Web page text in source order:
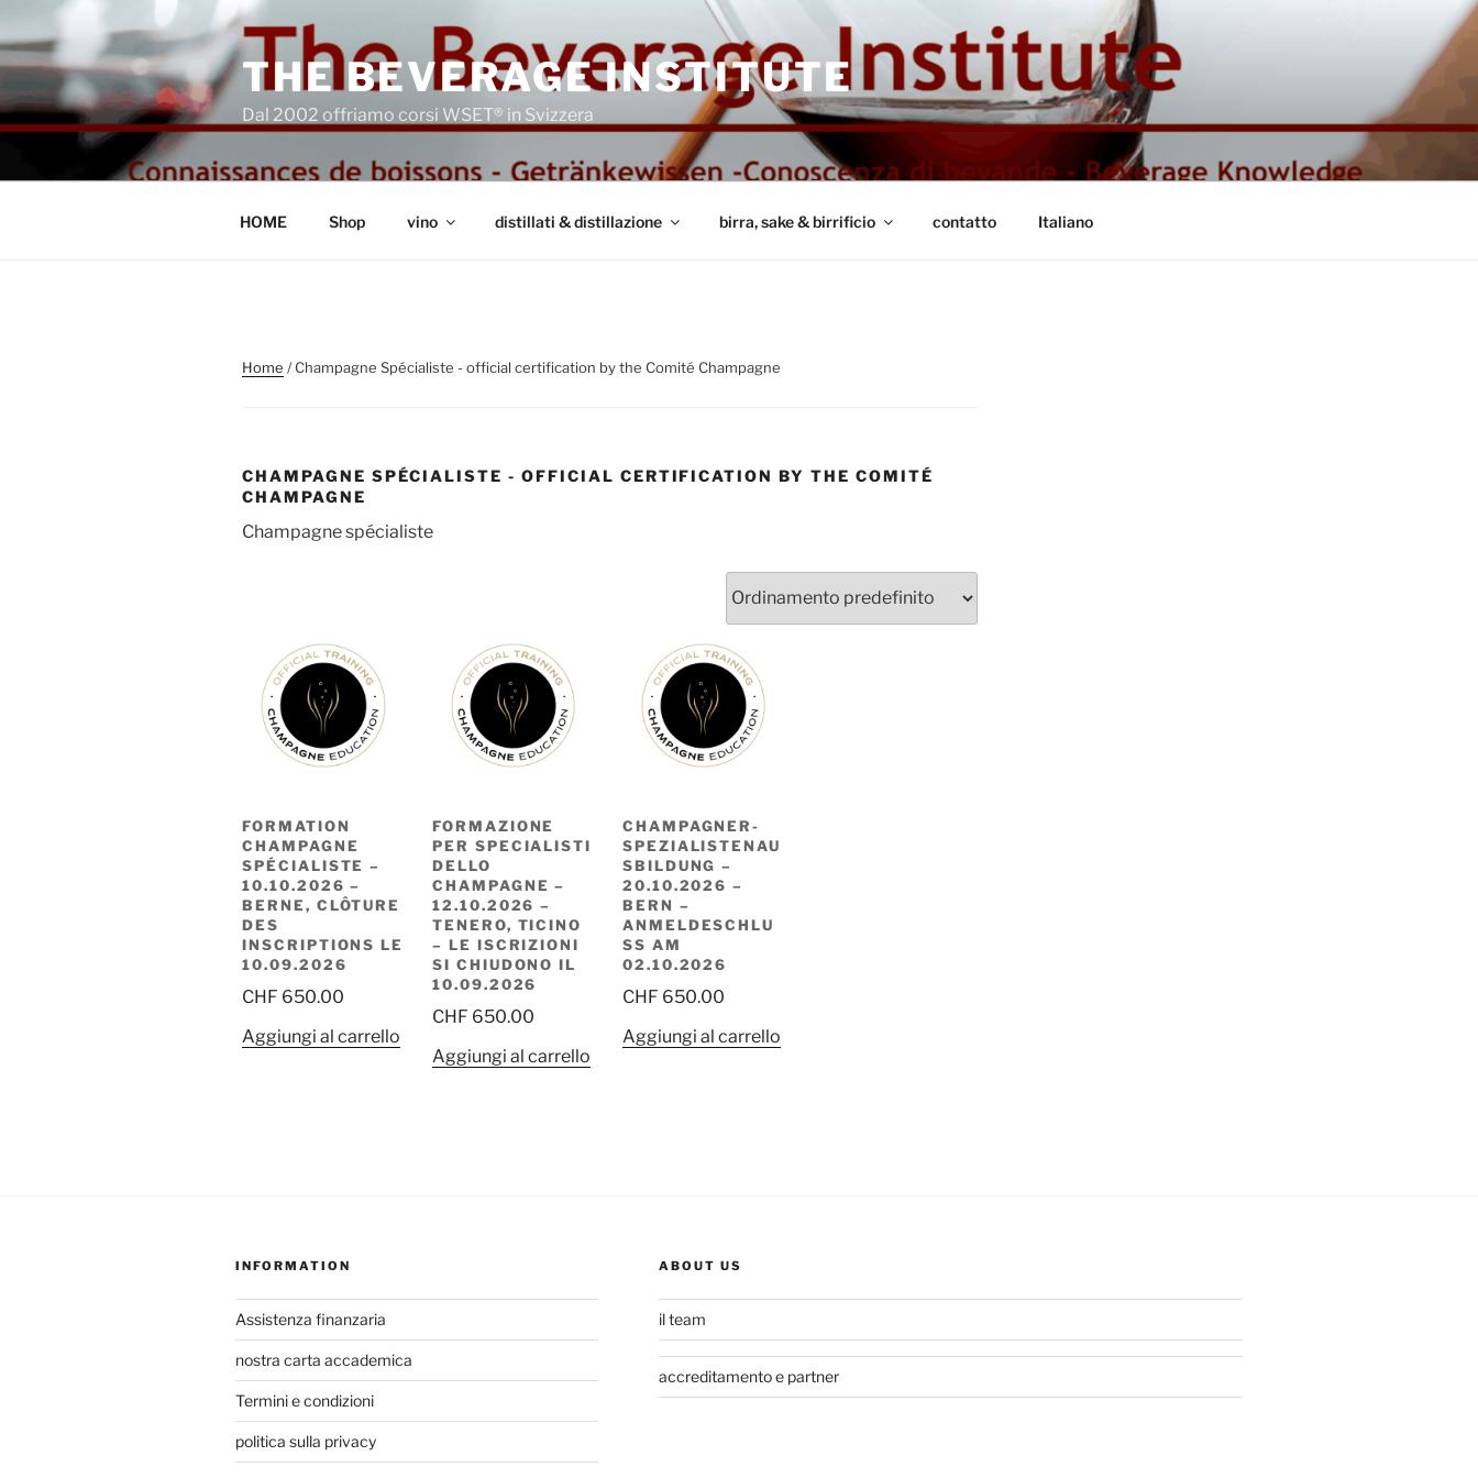
al
contenuto
THE BEVERAGE INSTITUTE
Dal 2002 offriamo corsi WSET® in Svizzera
HOME Shop vino distillati & distillazione birra, sake & birrificio contatto Italiano
Home / Champagne Spécialiste - official certification by the Comité Champagne
CHAMPAGNE SPÉCIALISTE - OFFICIAL CERTIFICATION BY THE COMITÉ
CHAMPAGNE
Champagne spécialiste
FORMATION
CHAMPAGNE
SPÉCIALISTE –
10.10.2026 –
BERNE, CLÔTURE
DES
INSCRIPTIONS LE
10.09.2026
CHF 650.00
Aggiungi al carrello
FORMAZIONE
PER SPECIALISTI
DELLO
CHAMPAGNE –
12.10.2026 –
TENERO, TICINO
– LE ISCRIZIONI
SI CHIUDONO IL
10.09.2026
CHF 650.00
Aggiungi al carrello
CHAMPAGNER-
SPEZIALISTENAU
SBILDUNG –
20.10.2026 –
BERN –
ANMELDESCHLU
SS AM
02.10.2026
CHF 650.00
Aggiungi al carrello
INFORMATION
Assistenza finanzaria
nostra carta accademica
Termini e condizioni
politica sulla privacy
ABOUT US
il team
accreditamento e partner